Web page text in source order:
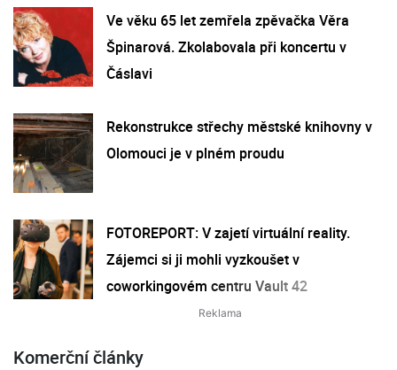
Ve věku 65 let zemřela zpěvačka Věra
Špinarová. Zkolabovala při koncertu v
Čáslavi
Rekonstrukce střechy městské knihovny v
Olomouci je v plném proudu
FOTOREPORT: V zajetí virtuální reality.
Zájemci si ji mohli vyzkoušet v
coworkingovém centru Vault 42
Komerční články